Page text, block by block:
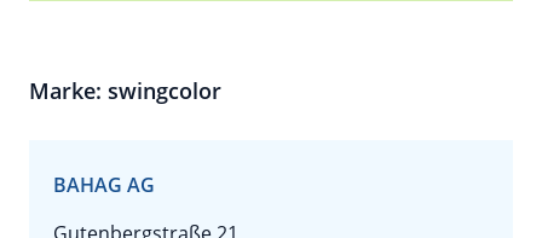
Marke: swingcolor
BAHAG AG